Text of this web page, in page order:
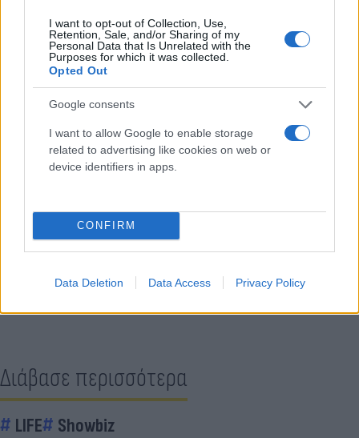
I want to opt-out of Collection, Use,
Retention, Sale, and/or Sharing of my
Personal Data that Is Unrelated with the
Purposes for which it was collected.
Opted Out
Google consents
I want to allow Google to enable storage
related to advertising like cookies on web or
device identifiers in apps.
CONFIRM
Data Deletion Data Access Privacy Policy
καρδιακοί, σαν αδέλφια. Γυρίσαμε όλο τον κόσμο
με περιοδεία και δοξαστήκαμε όπου και να πήγαμε.
Το αποτέλεσμα ήταν να μην προλάβω να της πω
δυο κουβέντες όσο ήταν ζωντανή. Δεν πρόλαβα να
συνείδησή μου», δήλωσε στην εφημερίδα με
λυγμούς ο Τέρης Χρυσός.
Κάνε κλικ και δες περισσότερο
Flash.grστην αναζήτηση της
Διάβασε περισσότερα
LIFE Showbiz